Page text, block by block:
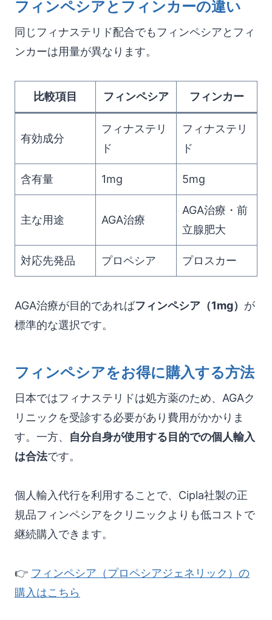
フィンペシアとフィンカーの違い
同じフィナステリド配合でもフィンペシアとフィ
ンカーは用量が異なります。
比較項目 フィンペシア フィンカー
有効成分
フィナステリ
ド
フィナステリ
ド
含有量 1mg 5mg
主な用途 AGA治療
AGA治療・前
立腺肥大
対応先発品 プロペシア プロスカー
AGA治療が目的であればフィンペシア（1mg） が
標準的な選択です。
フィンペシアをお得に購入する方法
日本ではフィナステリドは処方薬のため、AGAク
リニックを受診する必要があり費用がかかりま
す。一方、 自分自身が使用する目的での個人輸入
は合法です。
個人輸入代行を利用することで、Cipla社製の正
規品フィンペシアをクリニックよりも低コストで
継続購入できます。
👉 フィンペシア（プロペシアジェネリック）の
購入はこちら